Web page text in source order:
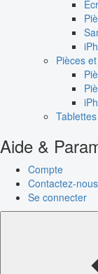
Pièces
Aide &
Compte
Contactez-nous
Se connecter